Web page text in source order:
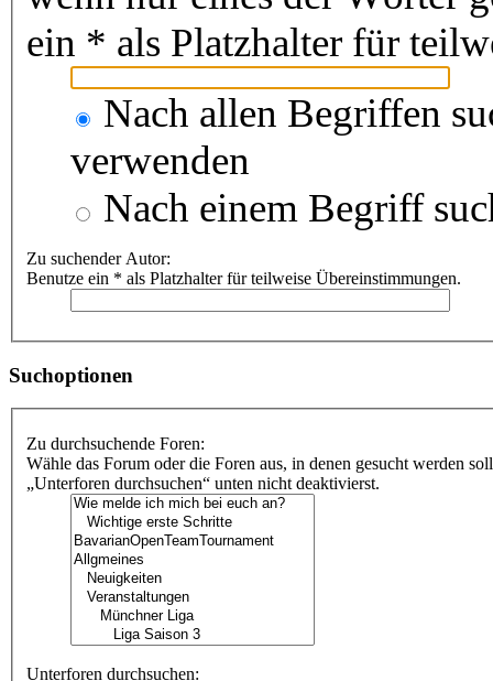
ein * als Platzhalter für
Nach allen Begriffen
verwenden
Nach einem Begriff
Zu suchender Autor:
Benutze ein * als Platzhalter für teilweise Übereinstimmungen.
Suchoptionen
Zu durchsuchende Foren:
Wähle das Forum oder die Foren aus, in denen gesucht werden
„Unterforen durchsuchen“ unten nicht deaktivierst.
Unterforen durchsuchen: